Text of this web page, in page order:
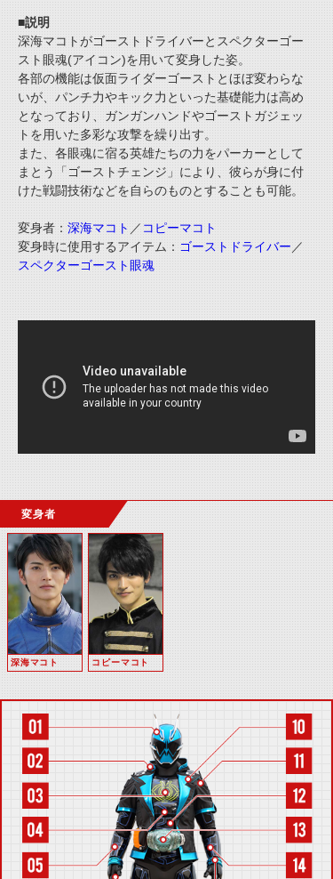
■説明
深海マコトがゴーストドライバーとスペクターゴー
スト眼魂(アイコン)を用いて変身した姿。
各部の機能は仮面ライダーゴーストとほぼ変わらな
いが、パンチ力やキック力といった基礎能力は高め
となっており、ガンガンハンドやゴーストガジェッ
トを用いた多彩な攻撃を繰り出す。
また、各眼魂に宿る英雄たちの力をパーカーとして
まとう「ゴーストチェンジ」により、彼らが身に付
けた戦闘技術などを自らのものとすることも可能。
変身者： 深海マコト ／ コピーマコト
変身時に使用するアイテム： ゴーストドライバー ／
スペクターゴースト眼魂
変身者
深海マコト コピーマコト